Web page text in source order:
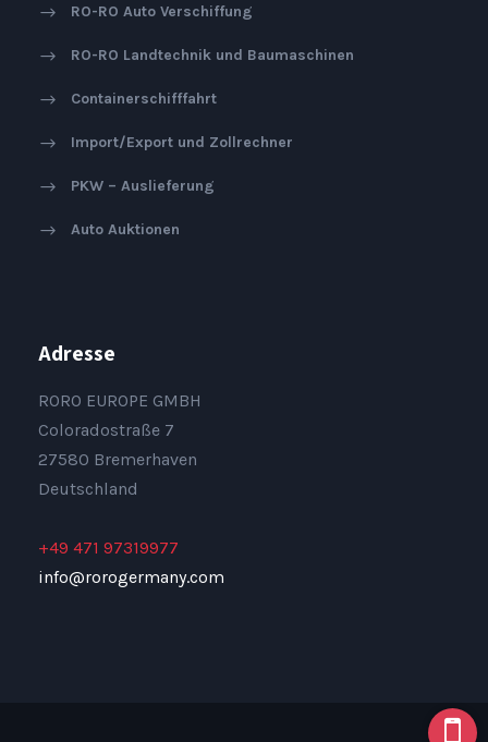
RO-RO Auto Verschiffung
RO-RO Landtechnik und Baumaschinen
Containerschifffahrt
Import/Export und Zollrechner
PKW – Auslieferung
Auto Auktionen
Adresse
RORO EUROPE GMBH
Coloradostraße 7
27580 Bremerhaven
Deutschland
+49 471 97319977
info@rorogermany.com